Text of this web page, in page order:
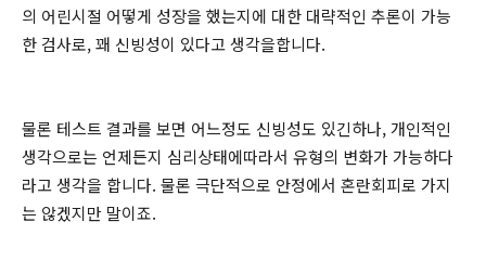
의 어린시절 어떻게 성장을 했는지에 대한 대략적인 추론이 가능
한 검사로, 꽤 신빙성이 있다고 생각을합니다.
물론 테스트 결과를 보면 어느정도 신빙성도 있긴하나, 개인적인
생각으로는 언제든지 심리상태에따라서 유형의 변화가 가능하다
라고 생각을 합니다. 물론 극단적으로 안정에서 혼란회피로 가지
는 않겠지만 말이죠.